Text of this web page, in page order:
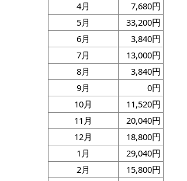
4月
7,680円
5月
33,200円
6月
3,840円
7月
13,000円
8月
3,840円
9月
0円
10月
11,520円
11月
20,040円
12月
18,800円
1月
29,040円
2月
15,800円